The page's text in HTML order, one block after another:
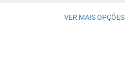
VER MAIS OPÇÕES